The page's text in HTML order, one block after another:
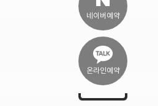
네이버예약
온라인예약